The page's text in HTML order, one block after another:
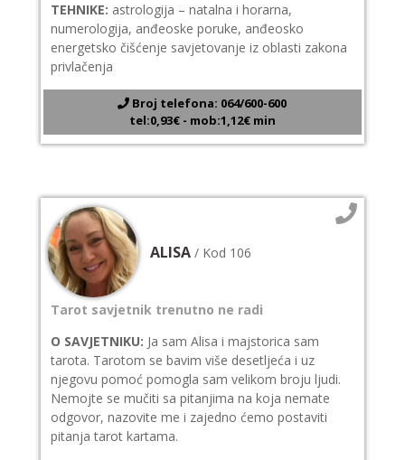
TEHNIKE: astrologija – natalna i horarna,
numerologija, anđeoske poruke, anđeosko
energetsko čišćenje savjetovanje iz oblasti zakona
privlačenja
Broj telefona: 064/600-600
tel:0,93€ - mob:1,12€ min
ALISA / Kod 106
Tarot savjetnik trenutno ne radi
O SAVJETNIKU: Ja sam Alisa i majstorica sam
tarota. Tarotom se bavim više desetljeća i uz
njegovu pomoć pomogla sam velikom broju ljudi.
Nemojte se mučiti sa pitanjima na koja nemate
odgovor, nazovite me i zajedno ćemo postaviti
pitanja tarot kartama.